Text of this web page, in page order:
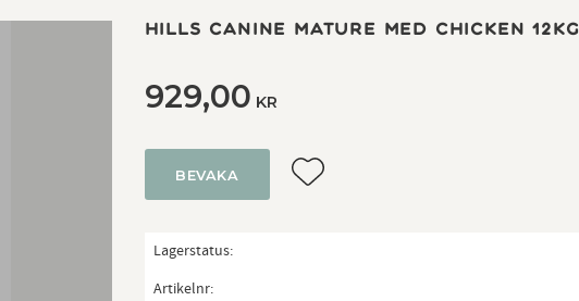
Hills Canine Mature MED Chicken 12kg
929,00 KR
Lägg till i favoriter
BEVAKA
Lagerstatus
Artikelnr